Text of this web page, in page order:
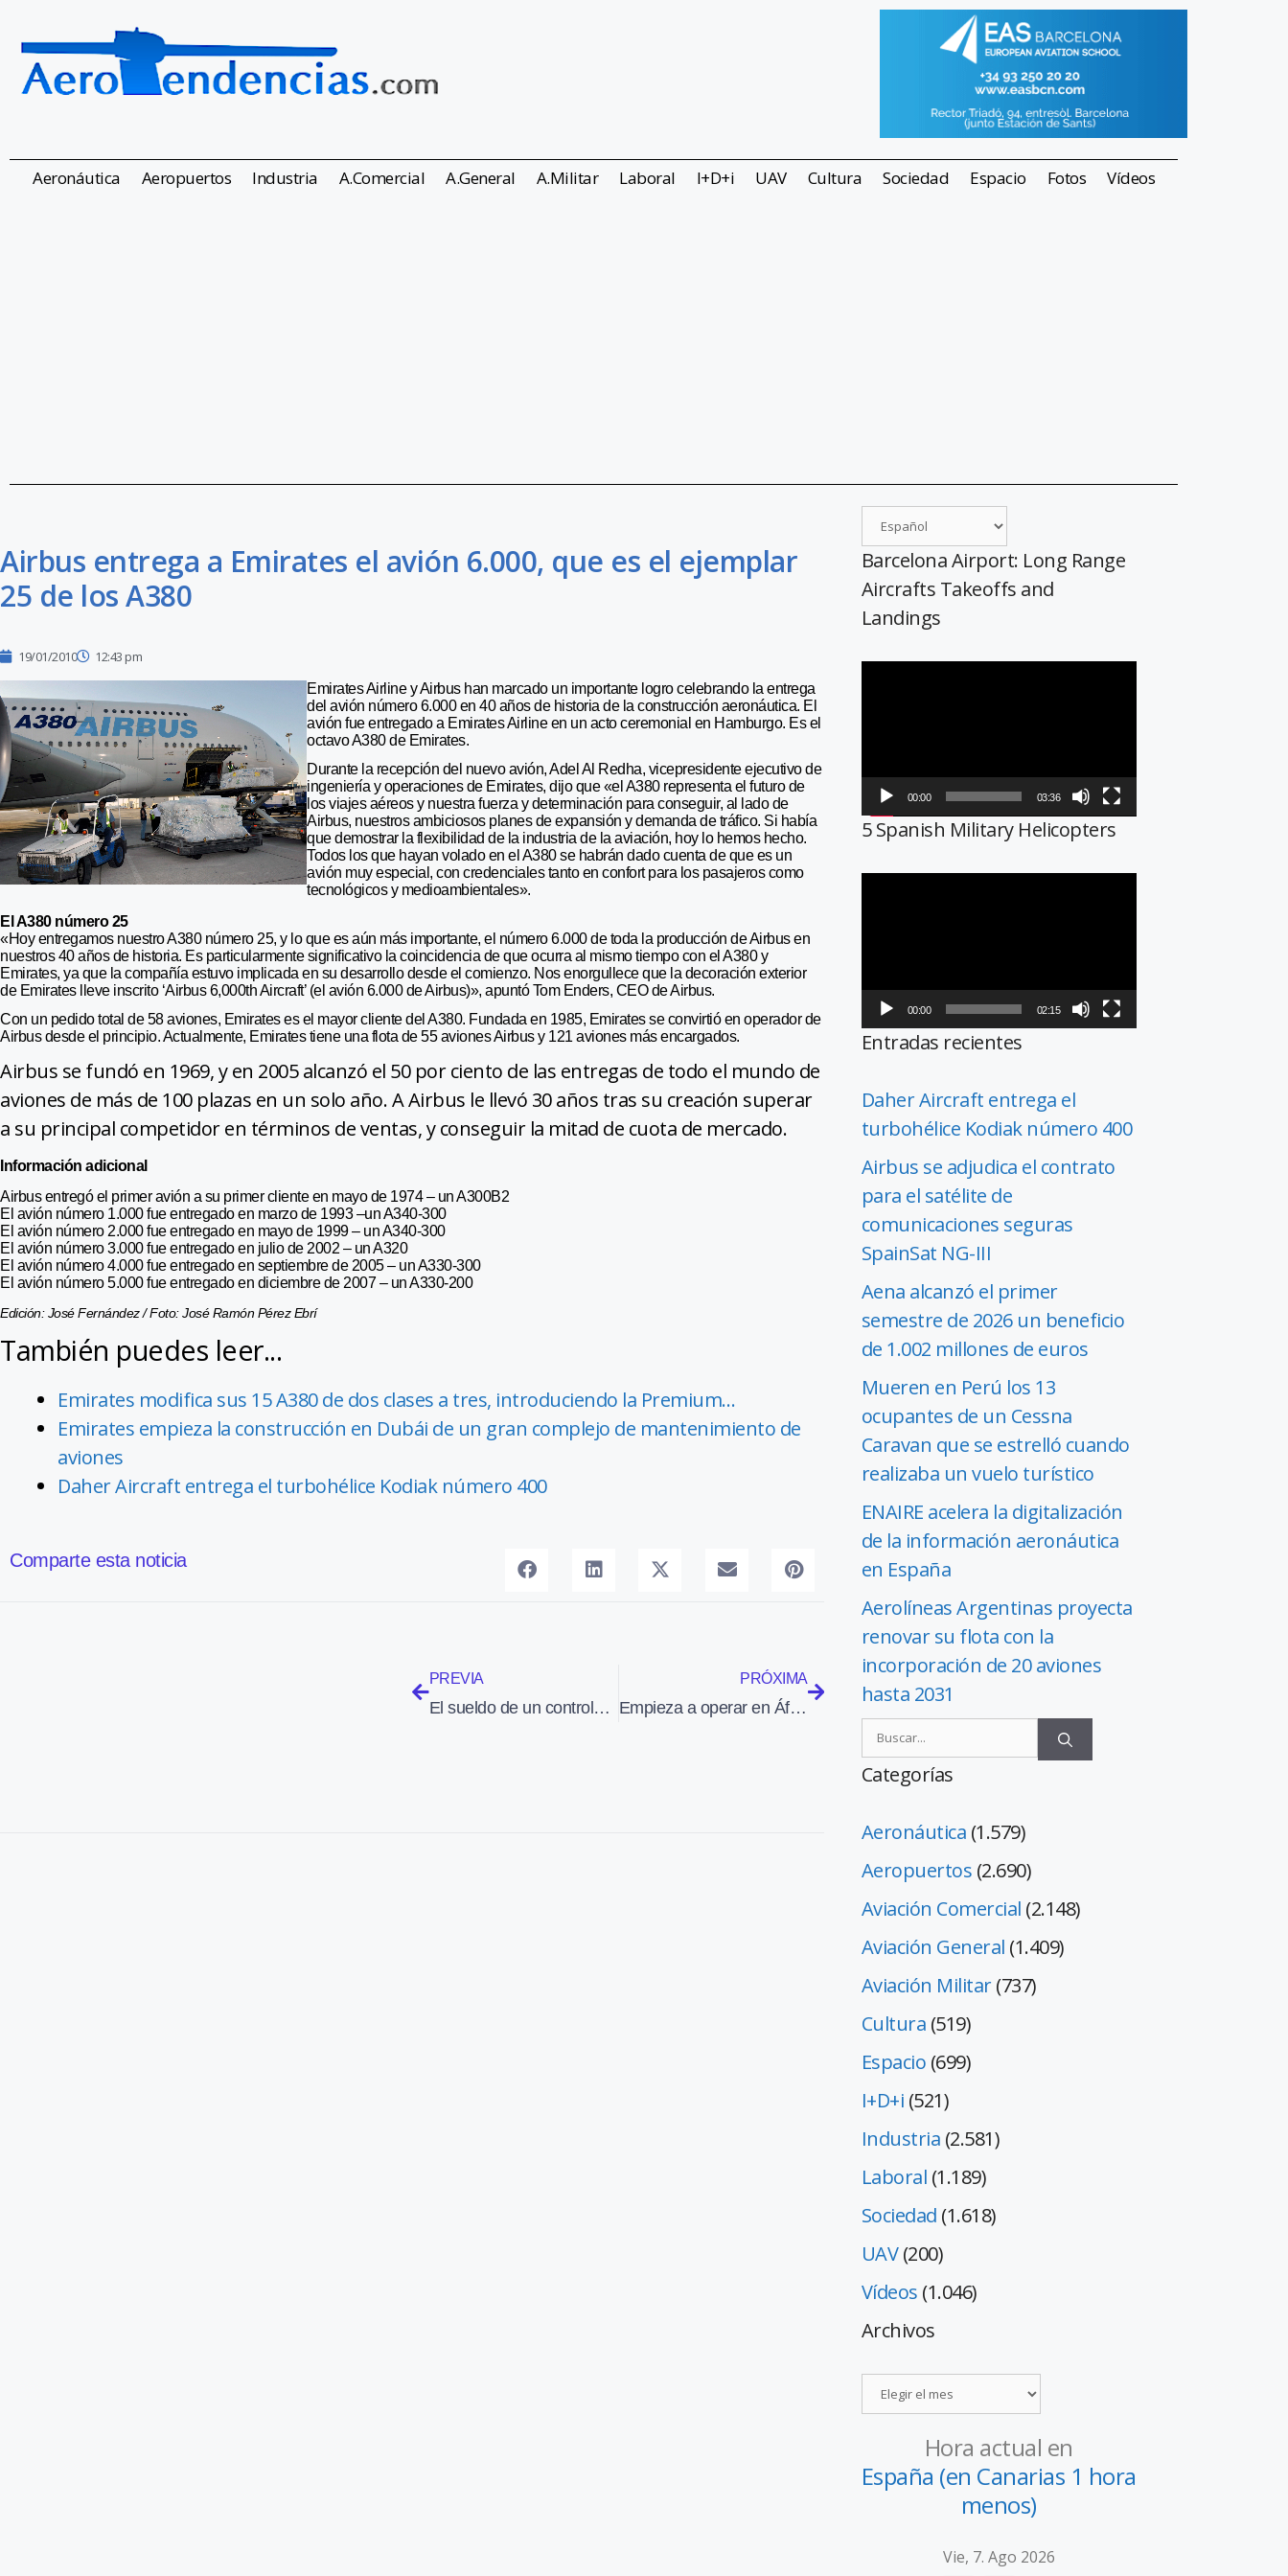
Aeronáutica Aeropuertos Industria A.Comercial A.General A.Militar Laboral I+D+i UAV Cultura Sociedad Espacio Fotos Vídeos
Airbus entrega a Emirates el avión 6.000, que es el ejemplar
25 de los A380
19/01/2010 12:43 pm
Emirates Airline y Airbus han marcado un importante logro celebrando la entrega
del avión número 6.000 en 40 años de historia de la construcción aeronáutica. El
avión fue entregado a Emirates Airline en un acto ceremonial en Hamburgo. Es el
octavo A380 de Emirates.
Durante la recepción del nuevo avión, Adel Al Redha, vicepresidente ejecutivo de
ingeniería y operaciones de Emirates, dijo que «el A380 representa el futuro de
los viajes aéreos y nuestra fuerza y determinación para conseguir, al lado de
Airbus, nuestros ambiciosos planes de expansión y demanda de tráfico. Si había
que demostrar la flexibilidad de la industria de la aviación, hoy lo hemos hecho.
Todos los que hayan volado en el A380 se habrán dado cuenta de que es un
avión muy especial, con credenciales tanto en confort para los pasajeros como
tecnológicos y medioambientales».
El A380 número 25
«Hoy entregamos nuestro A380 número 25, y lo que es aún más importante, el número 6.000 de toda la producción de Airbus en
nuestros 40 años de historia. Es particularmente significativo la coincidencia de que ocurra al mismo tiempo con el A380 y
Emirates, ya que la compañía estuvo implicada en su desarrollo desde el comienzo. Nos enorgullece que la decoración exterior
de Emirates lleve inscrito ‘Airbus 6,000th Aircraft’ (el avión 6.000 de Airbus)», apuntó Tom Enders, CEO de Airbus.
Con un pedido total de 58 aviones, Emirates es el mayor cliente del A380. Fundada en 1985, Emirates se convirtió en operador de
Airbus desde el principio. Actualmente, Emirates tiene una flota de 55 aviones Airbus y 121 aviones más encargados.
Airbus se fundó en 1969, y en 2005 alcanzó el 50 por ciento de las entregas de todo el mundo de
aviones de más de 100 plazas en un solo año. A Airbus le llevó 30 años tras su creación superar
a su principal competidor en términos de ventas, y conseguir la mitad de cuota de mercado.
Información adicional
Airbus entregó el primer avión a su primer cliente en mayo de 1974 – un A300B2
El avión número 1.000 fue entregado en marzo de 1993 –un A340-300
El avión número 2.000 fue entregado en mayo de 1999 – un A340-300
El avión número 3.000 fue entregado en julio de 2002 – un A320
El avión número 4.000 fue entregado en septiembre de 2005 – un A330-300
El avión número 5.000 fue entregado en diciembre de 2007 – un A330-200
Edición: José Fernández / Foto: José Ramón Pérez Ebrí
También puedes leer...
Emirates modifica sus 15 A380 de dos clases a tres, introduciendo la Premium…
Emirates empieza la construcción en Dubái de un gran complejo de mantenimiento de
aviones
Daher Aircraft entrega el turbohélice Kodiak número 400
Comparte esta noticia
PREVIA
El sueldo de un controlador aéreo puede llegar a los 900 mil euros al año
PRÓXIMA
Empieza a operar en África Occidental con dos B737 la nueva compañía Asky Airlines
Barcelona Airport: Long Range
Aircrafts Takeoffs and
Landings
00:00 03:36
5 Spanish Military Helicopters
00:00 02:15
Entradas recientes
Daher Aircraft entrega el
turbohélice Kodiak número 400
Airbus se adjudica el contrato
para el satélite de
comunicaciones seguras
SpainSat NG-III
Aena alcanzó el primer
semestre de 2026 un beneficio
de 1.002 millones de euros
Mueren en Perú los 13
ocupantes de un Cessna
Caravan que se estrelló cuando
realizaba un vuelo turístico
ENAIRE acelera la digitalización
de la información aeronáutica
en España
Aerolíneas Argentinas proyecta
renovar su flota con la
incorporación de 20 aviones
hasta 2031
Categorías
Aeronáutica (1.579)
Aeropuertos (2.690)
Aviación Comercial (2.148)
Aviación General (1.409)
Aviación Militar(737)
Cultura (519)
Espacio (699)
I+D+i (521)
Industria (2.581)
Laboral (1.189)
Sociedad (1.618)
UAV(200)
Vídeos (1.046)
Archivos
Hora actual en
España (en Canarias 1 hora
menos)